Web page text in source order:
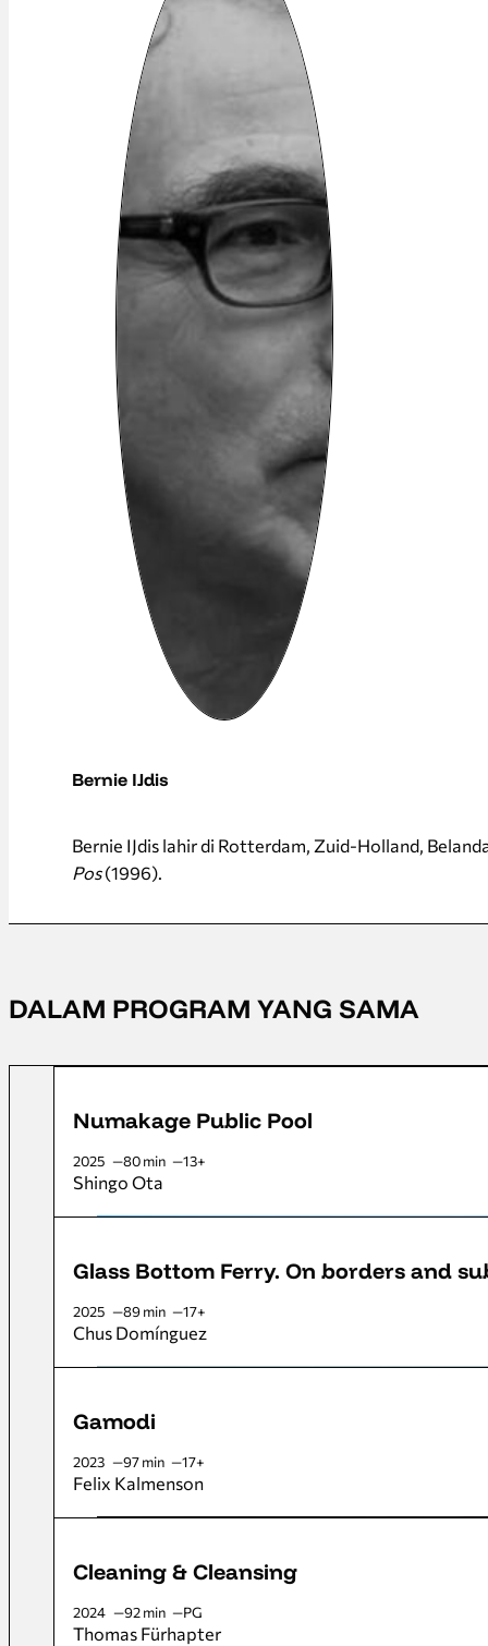
Bernie IJdis
Bernie IJdis lahir di Rotterdam, Zuid-Holland,
Pos(1996).
DALAM PROGRAM YANG SAMA
Numakage Public Pool
2025 80 min 13+
Shingo Ota
Glass Bottom Ferry. On borders and
2025 89 min 17+
Chus Domínguez
Gamodi
2023 97 min 17+
Felix Kalmenson
Cleaning & Cleansing
2024 92 min PG
Thomas Fürhapter